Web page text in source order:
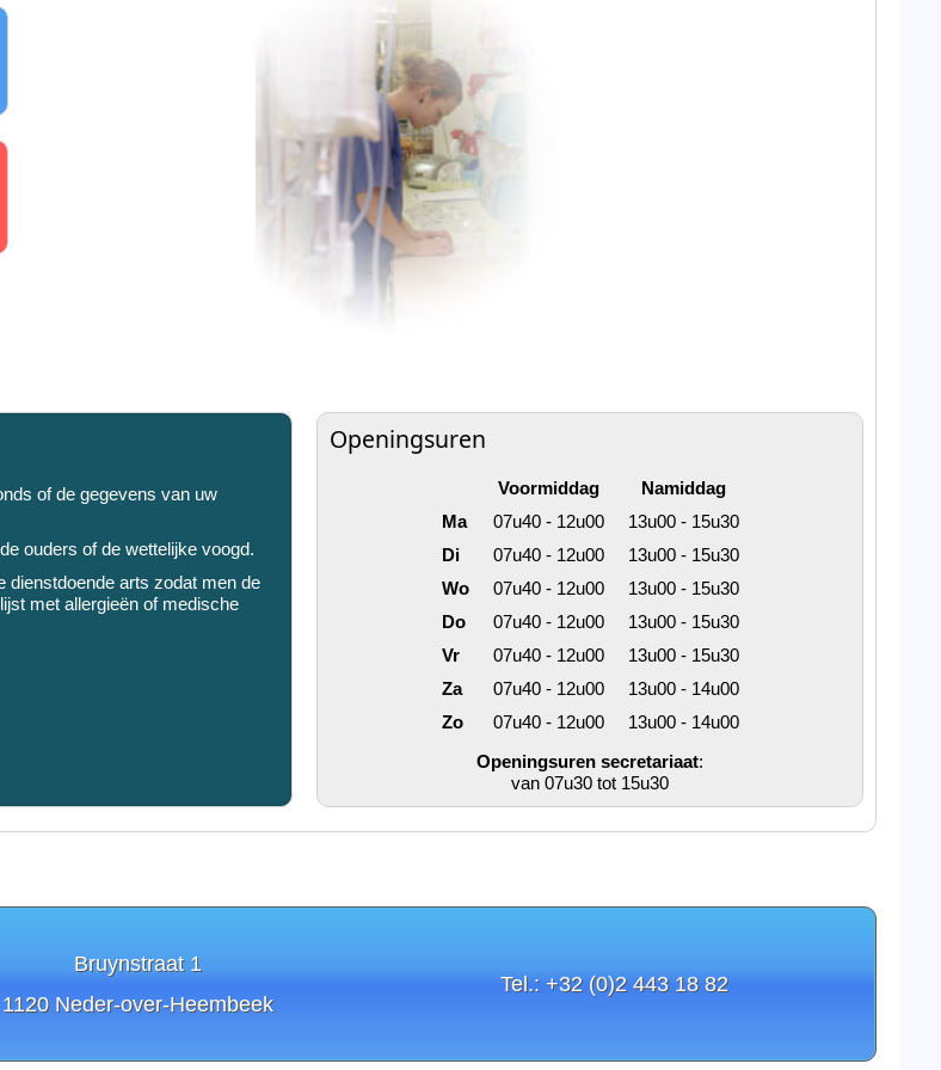
of de gegevens van uw
ouders of de wettelijke voogd.
dienstdoende arts zodat men de
met allergieën of medische
Openingsuren
Voormiddag
Namiddag
Ma
07u40 - 12u00
13u00 - 15u30
Di
07u40 - 12u00
13u00 - 15u30
Wo
07u40 - 12u00
13u00 - 15u30
Do
07u40 - 12u00
13u00 - 15u30
Vr
07u40 - 12u00
13u00 - 15u30
Za
07u40 - 12u00
13u00 - 14u00
Zo
07u40 - 12u00
13u00 - 14u00
Openingsuren secretariaat:
van 07u30 tot 15u30
Bruynstraat 1
1120 Neder-over-Heembeek
Tel.: +32 (0)2 443 18 82